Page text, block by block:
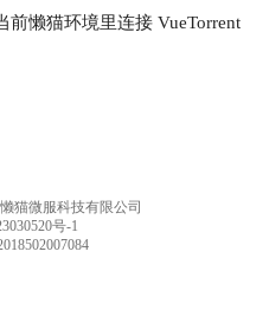
候电影搜索
**2. 展
懒猫环境里连接 VueTorrent
猫微服科技有限公司
号-1